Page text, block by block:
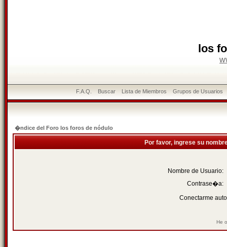
los
F.A.Q. Buscar Lista de Miembros Grupos de Usuarios
�ndice del Foro los foros de nódulo
Por favor, ingrese su
Nombre de Usuario:
Contrase�a:
Conectarme
He